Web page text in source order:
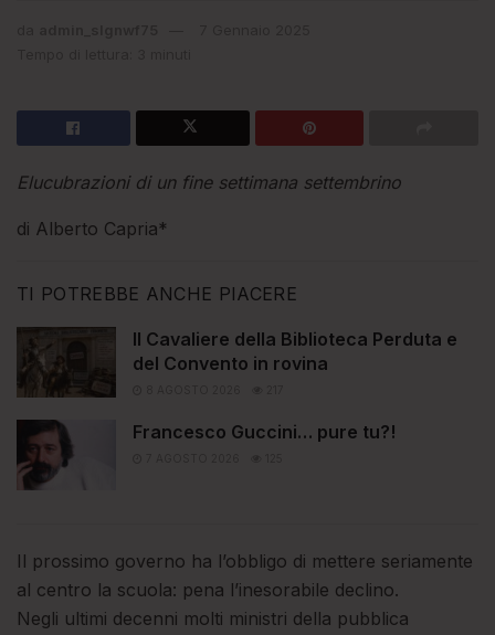
Elucubrazioni di un fine settimana settembrino
di Alberto Capria*
TI POTREBBE ANCHE PIACERE
Il Cavaliere della Biblioteca Perduta e
del Convento in rovina
Francesco Guccini… pure tu?!
Il prossimo governo ha l’obbligo di mettere seriamente
al centro la scuola: pena l’inesorabile declino.
Negli ultimi decenni molti ministri della pubblica